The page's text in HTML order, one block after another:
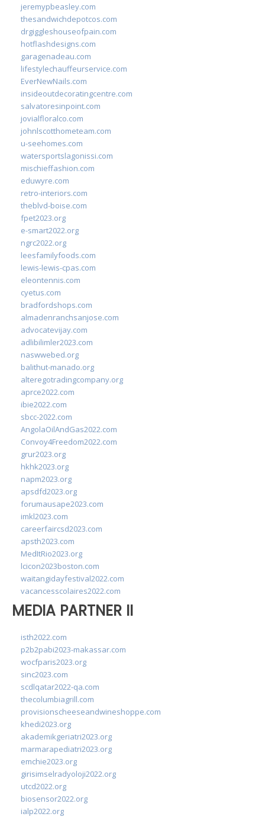
jeremypbeasley.com
thesandwichdepotcos.com
drgiggleshouseofpain.com
hotflashdesigns.com
garagenadeau.com
lifestylechauffeurservice.com
EverNewNails.com
insideoutdecoratingcentre.com
salvatoresinpoint.com
jovialfloralco.com
johnlscotthometeam.com
u-seehomes.com
watersportslagonissi.com
mischieffashion.com
eduwyre.com
retro-interiors.com
theblvd-boise.com
fpet2023.org
e-smart2022.org
ngrc2022.org
leesfamilyfoods.com
lewis-lewis-cpas.com
eleontennis.com
cyetus.com
bradfordshops.com
almadenranchsanjose.com
advocatevijay.com
adlibilimler2023.com
naswwebed.org
balithut-manado.org
alteregotradingcompany.org
aprce2022.com
ibie2022.com
sbcc-2022.com
AngolaOilAndGas2022.com
Convoy4Freedom2022.com
grur2023.org
hkhk2023.org
napm2023.org
apsdfd2023.org
forumausape2023.com
imkl2023.com
careerfaircsd2023.com
apsth2023.com
MedItRio2023.org
lcicon2023boston.com
waitangidayfestival2022.com
vacancesscolaires2022.com
MEDIA PARTNER II
isth2022.com
p2b2pabi2023-makassar.com
wocfparis2023.org
sinc2023.com
scdlqatar2022-qa.com
thecolumbiagrill.com
provisionscheeseandwineshoppe.com
khedi2023.org
akademikgeriatri2023.org
marmarapediatri2023.org
emchie2023.org
girisimselradyoloji2022.org
utcd2022.org
biosensor2022.org
ialp2022.org